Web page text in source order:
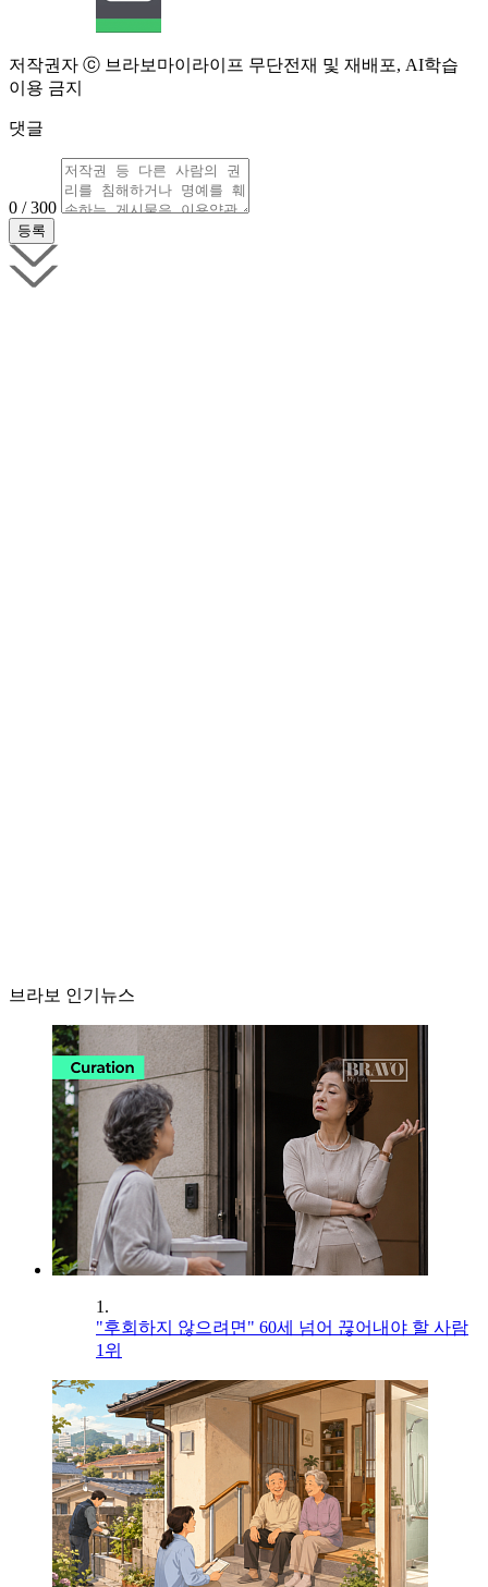
저작권자 ⓒ 브라보마이라이프 무단전재 및 재배포, AI학습
이용 금지
댓글
0 / 300
브라보 인기뉴스
1.
"후회하지 않으려면" 60세 넘어 끊어내야 할 사람
1위